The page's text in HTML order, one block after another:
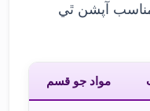
آپشن ٿي
مواد جو قسم